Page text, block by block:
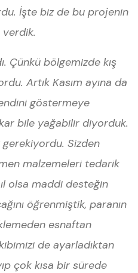
İşte biz de bu projenin
Çünkü bölgemizde kış
Artık Kasım ayına da
göstermeye
bile yağabilir diyorduk.
Sizden
malzemeleri tedarik
olsa maddi desteğin
öğrenmiştik, paranın
esnaftan
de ayarladıktan
çok kısa bir sürede